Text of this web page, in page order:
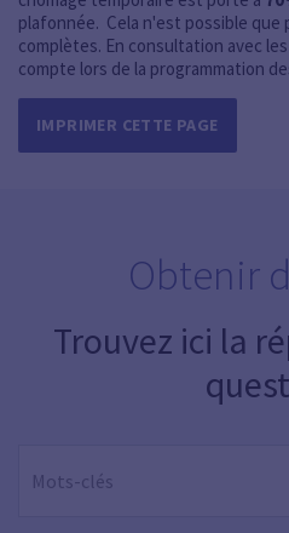
plafonnée. Cela n'est possible que
complètes. En consultation avec
compte lors de la programmation
IMPRIMER CETTE PAGE
Obtenir
Trouvez ici la